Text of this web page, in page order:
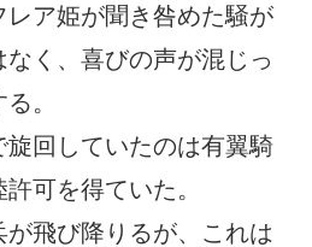
ア姫が聞き咎めた騒が
なく、喜びの声が混じっ
。
回していたのは有翼騎
可を得ていた。
飛び降りるが、これは